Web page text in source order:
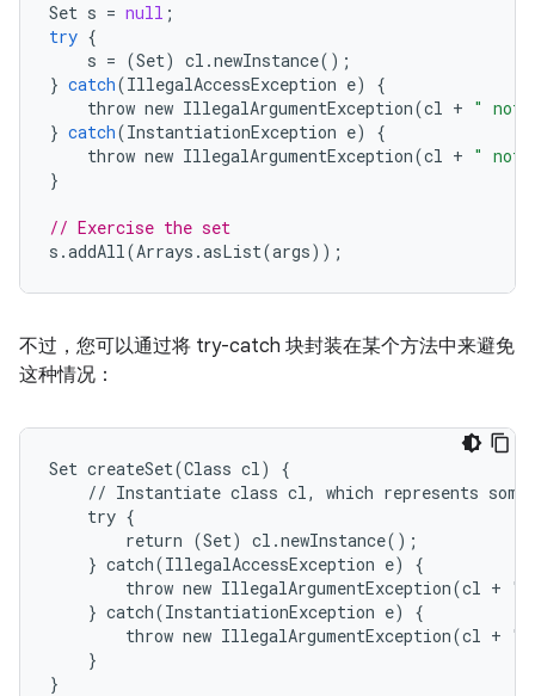
Set s = null ;
try {
s = (Set) cl .newInstance();
} catch(IllegalAccessException e)
{
throw new IllegalArgumentException(cl + " not
} catch(InstantiationException e)
{
throw new IllegalArgumentException(cl + " not
}
// Exercise the set
s .addAll(Arrays .asList(args));
不过，您可以通过将 try-catch 块封装在某个方法中来避免
这种情况：
Set createSet(Class cl) {
// Instantiate class cl, which represents some
    try {
        return (Set) cl.newInstance();
    } catch(IllegalAccessException e) {
throw new IllegalArgumentException(cl + "
    } catch(InstantiationException e) {
throw new IllegalArgumentException(cl + "
    }
}